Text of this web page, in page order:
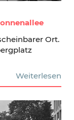
Ort.
Weiterlesen